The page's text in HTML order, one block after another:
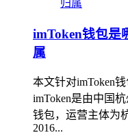
imToken钱包是
属
本文针对imToken
imToken是由中国
钱包，运营主体为
2016...